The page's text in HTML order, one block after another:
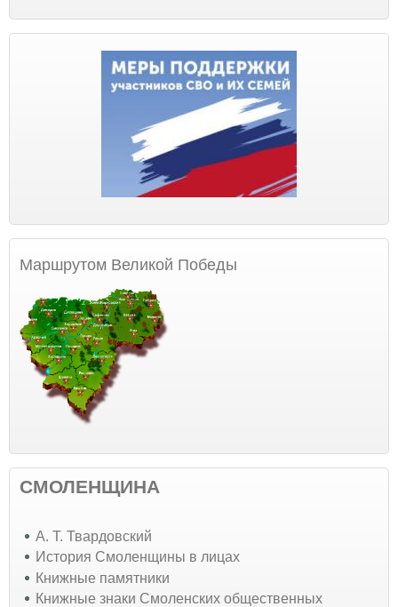
Маршрутом Великой Победы
СМОЛЕНЩИНА
А. Т. Твардовский
История Смоленщины в лицах
Книжные памятники
Книжные знаки Смоленских общественных